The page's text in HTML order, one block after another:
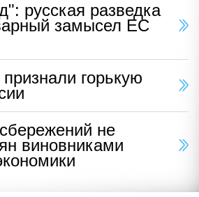
русская разведка
замысел ЕС
горькую
не
виновниками